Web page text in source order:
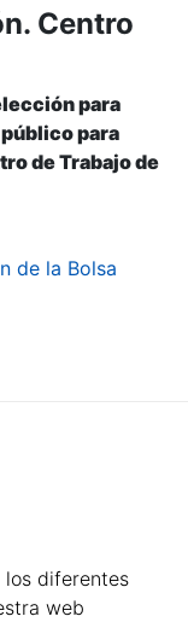
Centro
para
para
de Trabajo de
de la Bolsa
los diferentes
web